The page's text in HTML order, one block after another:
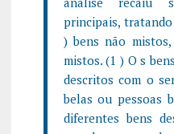
principais,
) bens não
mistos. (1 ) O s
descritos com o
belas ou pessoas
diferentes bens